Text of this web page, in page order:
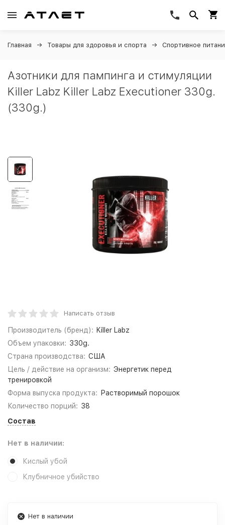
Главная Товары для здоровья и спорта Спортивное
Азотники для пампинга и стимуляции
Killer Labz Killer Labz Executioner 330g.
(330g.)
Написать отзыв
Производитель (бренд): Killer Labz
Объем упаковки: 330g.
Страна производства: США
Цель / действие на организм: Энергетик перед
тренировкой
Форма выпуска продукта:
Растворимый порошок
Количество порций: 38
Состав
Нет в наличии:
Кислый убой
Клубничное убийство
Нет в наличии